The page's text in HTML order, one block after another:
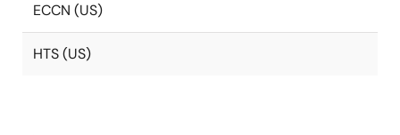
ECCN (US)
HTS (US)